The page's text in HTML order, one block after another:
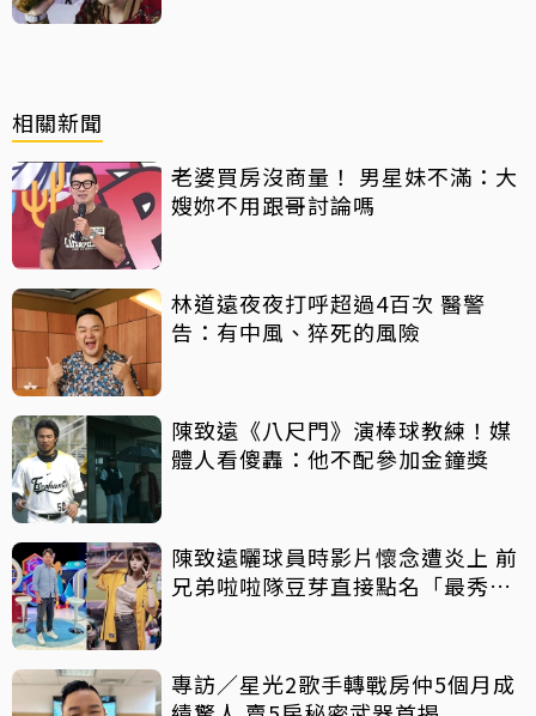
相關新聞
老婆買房沒商量！ 男星妹不滿：大
嫂妳不用跟哥討論嗎
林道遠夜夜打呼超過4百次 醫警
告：有中風、猝死的風險
陳致遠《八尺門》演棒球教練！媒
體人看傻轟：他不配參加金鐘獎
陳致遠曬球員時影片懷念遭炎上 前
兄弟啦啦隊豆芽直接點名「最秀下
專訪／星光2歌手轉戰房仲5個月成